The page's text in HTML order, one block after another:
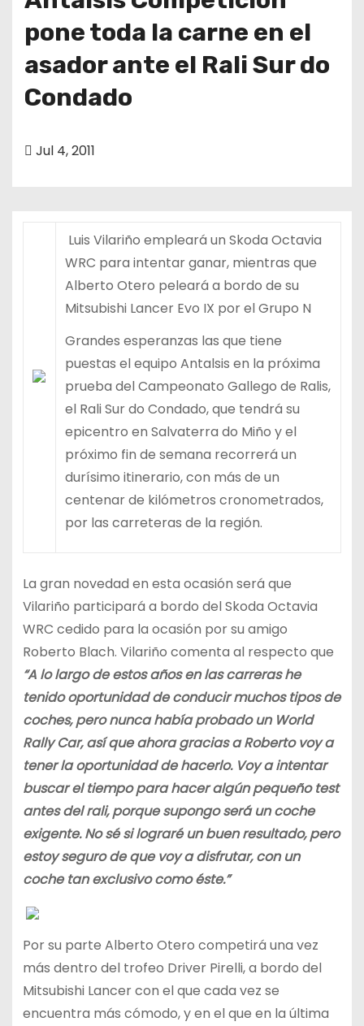
pone toda la carne en el
asador ante el Rali Sur do
Condado
Jul 4, 2011
Luis Vilariño empleará un Skoda Octavia
WRC para intentar ganar, mientras que
Alberto Otero peleará a bordo de su
Mitsubishi Lancer Evo IX por el Grupo N
Grandes esperanzas las que tiene
puestas el equipo Antalsis en la próxima
prueba del Campeonato Gallego de Ralis,
el Rali Sur do Condado, que tendrá su
epicentro en Salvaterra do Miño y el
próximo fin de semana recorrerá un
durísimo itinerario, con más de un
centenar de kilómetros cronometrados,
por las carreteras de la región.
La gran novedad en esta ocasión será que
Vilariño participará a bordo del Skoda Octavia
WRC cedido para la ocasión por su amigo
Roberto Blach. Vilariño comenta al respecto que
“A lo largo de estos años en las carreras he
tenido oportunidad de conducir muchos tipos de
coches, pero nunca había probado un World
Rally Car, así que ahora gracias a Roberto voy a
tener la oportunidad de hacerlo. Voy a intentar
buscar el tiempo para hacer algún pequeño test
antes del rali, porque supongo será un coche
exigente. No sé si lograré un buen resultado, pero
estoy seguro de que voy a disfrutar, con un
coche tan exclusivo como éste.”
Por su parte Alberto Otero competirá una vez
más dentro del trofeo Driver Pirelli, a bordo del
Mitsubishi Lancer con el que cada vez se
encuentra más cómodo, y en el que en la última